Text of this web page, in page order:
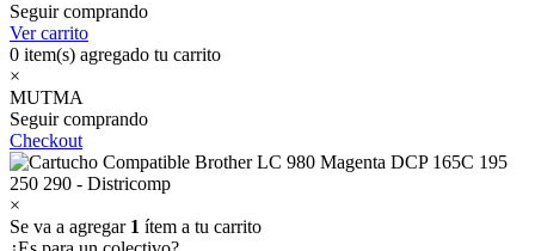
Seguir comprando
Ver carrito
0 item(s) agregado tu carrito
×
MUTMA
Seguir comprando
Checkout
×
Se va a agregar 1 ítem a tu carrito